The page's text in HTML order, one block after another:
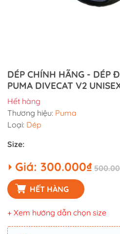
DÉP CHÍNH HÃNG - DÉP
PUMA DIVECAT V2
Hết hàng
Thương hiệu: Puma
Loại: Dép
Size:
Giá: 300.000₫
HẾT HÀNG
+ Xem hướng dẫn chọn size